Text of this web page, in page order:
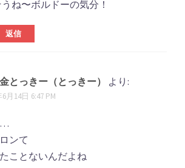
ね〜ボルドーの気分！
返信
とっきー（とっきー） より:
6月14日 6:47 PM
…
ンて
ことないんだよね